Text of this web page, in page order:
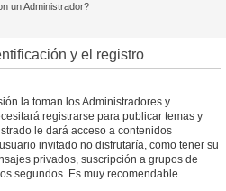
un Administrador?
y el registro
la toman los Administradores y
registrarse para publicar temas y
le dará acceso a contenidos
invitado no disfrutaría, como tener su
privados, suscripción a grupos de
segundos. Es muy recomendable.